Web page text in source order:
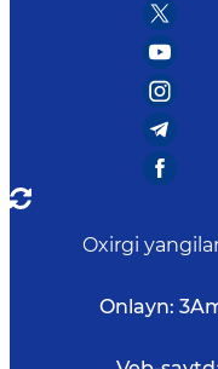
Oxirgi
Onlayn: 3